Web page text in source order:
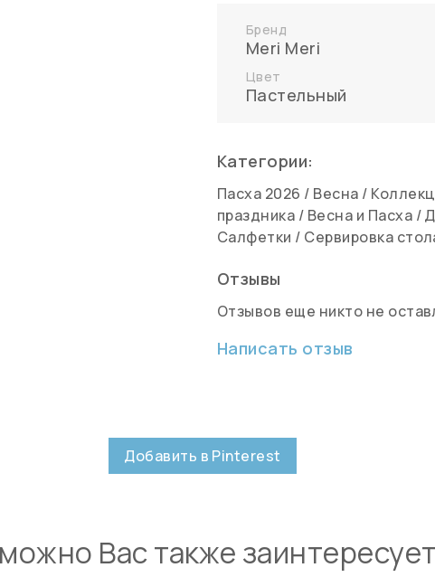
Бренд
Meri Meri
Цвет
Пастельный
Категории:
Пасха 2026 / Весна /
праздника / Весна и Пасха /
Салфетки / Сервировка
Отзывы
Отзывов еще никто не
Написать отзыв
Добавить в Pinterest
Вас также